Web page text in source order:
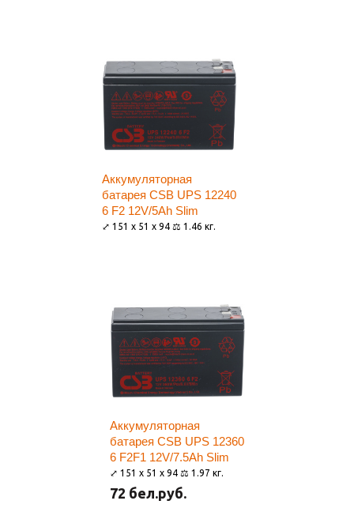
Аккумуляторная
батарея CSB UPS 12240
6 F2 12V/5Ah Slim
⤢ 151 x 51 x 94 ⚖ 1.46 кг.
Аккумуляторная
батарея CSB UPS 12360
6 F2F1 12V/7.5Ah Slim
⤢ 151 x 51 x 94 ⚖ 1.97 кг.
72 бел.руб.